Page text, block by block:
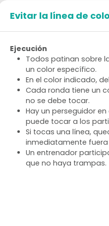
Evitar la línea de
Ejecución
Todos patinan sobre
un color específico.
En el color indicado,
Cada ronda tiene un
no se debe tocar.
Hay un perseguidor
puede tocar a los
Si tocas una línea,
inmediatamente fuera
Un entrenador
que no haya trampas.